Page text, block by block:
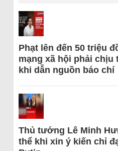
Phạt lên đến 50 triệu
mạng xã hội phải chịu
khi dẫn nguồn báo chí
Thủ tướng Lê Minh
thể khi xin ý kiến chỉ